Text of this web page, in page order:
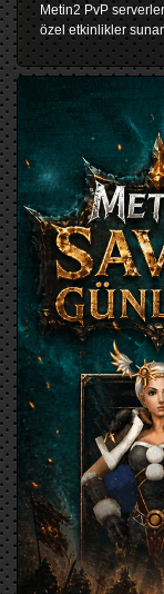
Metin2 PvP
özel etkinlikler